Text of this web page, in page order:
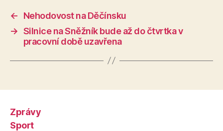
←
Nehodovost na Děčínsku
→ Silnice na Sněžník bude až do čtvrtka v
pracovní době uzavřena
Zprávy
Sport